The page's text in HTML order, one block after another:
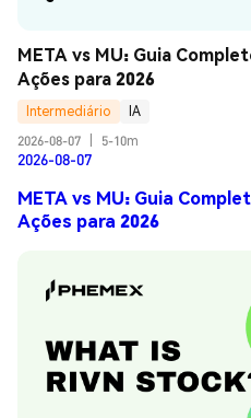
META vs MU: Guia
Ações para 2026
Intermediário
IA
2026-08-07
5-10m
2026-08-07
META vs MU: Guia
Ações para 2026